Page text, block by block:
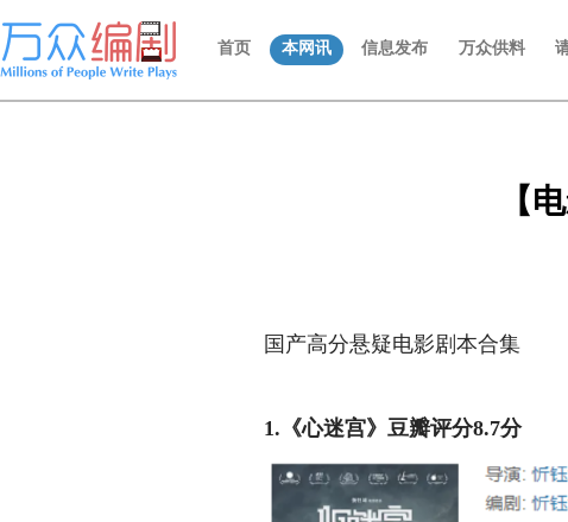
首页 本网讯 信息发布 万众供料
【
国产高分悬疑电影剧本合集
1.《心迷宫》豆瓣评分8.7分